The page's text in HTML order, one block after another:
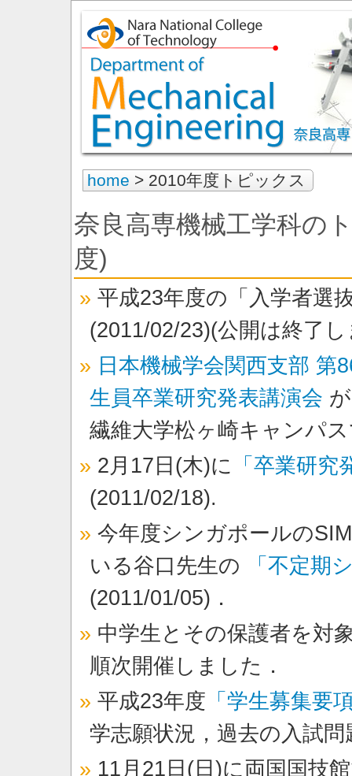
home > 2010年度トピックス
奈良高専機械工学科のトピックス(2010年
度)
平成23年度の「入学者選
(2011/02/23)(公開は終了
日本機械学会関西支部 第
生員卒業研究発表講演会
繊維大学松ヶ崎キャンパ
2月17日(木)に 「卒業研究
(2011/02/18).
今年度シンガポールの
いる谷口先生の
「不定期
(2011/01/05)．
中学生とその保護者を対
順次開催しました．
平成23年度 「学生募集要
学志願状況，過去の入試問
11月21日(日)に両国国技